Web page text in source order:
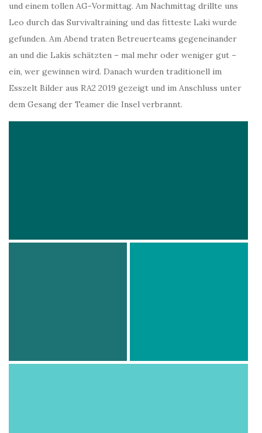
und einem tollen AG-Vormittag. Am Nachmittag drillte uns
Leo durch das Survivaltraining und das fitteste Laki wurde
gefunden. Am Abend traten Betreuerteams gegeneinander
an und die Lakis schätzten – mal mehr oder weniger gut –
ein, wer gewinnen wird. Danach wurden traditionell im
Esszelt Bilder aus RA2 2019 gezeigt und im Anschluss unter
dem Gesang der Teamer die Insel verbrannt.